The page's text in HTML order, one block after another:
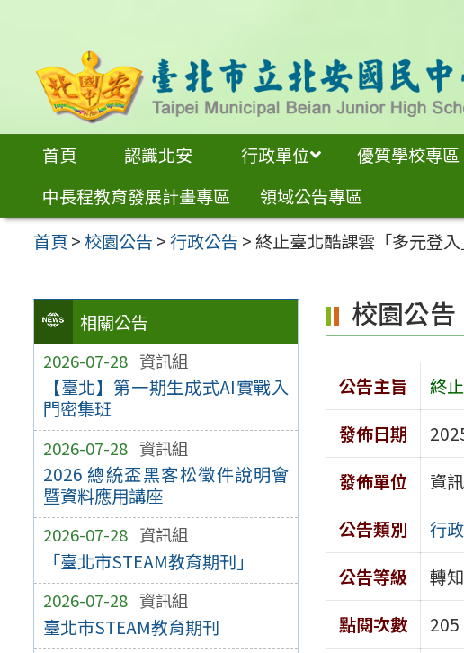
內
首頁 認識北安 行政單位 優質學校專區
中長程教育發展計畫專區
領域公告專區
首頁 >校園公告 >行政公告 > 終止臺北酷課雲「多元登
相關公告
2026-07-28 資訊組
【臺北】第一期生成式AI實戰入
門密集班
2026-07-28 資訊組
2026 總統盃黑客松徵件說明會
暨資料應用講座
2026-07-28 資訊組
「臺北市STEAM教育期刊」
2026-07-28 資訊組
臺北市STEAM教育期刊
校園公告
公告主旨
終
發佈日期
發佈單位
資
公告類別
行
公告等級
轉知
點閱次數
205